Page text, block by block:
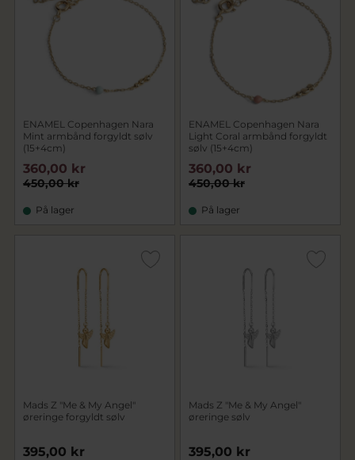
ENAMEL Copenhagen Nara
Mint armbånd forgyldt sølv
(15+4cm)
450,00 kr
360,00 kr
På lager
ENAMEL Copenhagen Nara
Light Coral armbånd forgyldt
sølv (15+4cm)
450,00 kr
360,00 kr
På lager
Mads Z "Me & My Angel"
øreringe forgyldt sølv
395,00 kr
Mads Z "Me & My Angel"
øreringe sølv
395,00 kr